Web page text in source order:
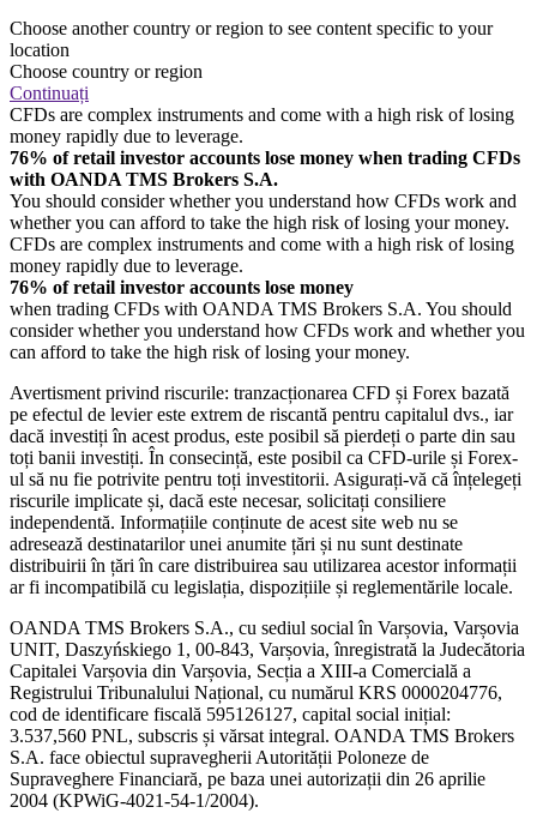
Choose another country or region to see content specific to your
location
Choose country or region
Continuați
CFDs are complex instruments and come with a high risk of losing
money rapidly due to leverage.
76% of retail investor accounts lose money when trading CFDs
with OANDA TMS Brokers S.A.
You should consider whether you understand how CFDs work and
whether you can afford to take the high risk of losing your money.
CFDs are complex instruments and come with a high risk of losing
money rapidly due to leverage.
76% of retail investor accounts lose money
when trading CFDs with OANDA TMS Brokers S.A. You should
consider whether you understand how CFDs work and whether you
can afford to take the high risk of losing your money.
Avertisment privind riscurile: tranzacționarea CFD și Forex bazată
pe efectul de levier este extrem de riscantă pentru capitalul dvs., iar
dacă investiți în acest produs, este posibil să pierdeți o parte din sau
toți banii investiți. În consecință, este posibil ca CFD-urile și Forex-
ul să nu fie potrivite pentru toți investitorii. Asigurați-vă că înțelegeți
riscurile implicate și, dacă este necesar, solicitați consiliere
independentă. Informațiile conținute de acest site web nu se
adresează destinatarilor unei anumite țări și nu sunt destinate
distribuirii în țări în care distribuirea sau utilizarea acestor informații
ar fi incompatibilă cu legislația, dispozițiile și reglementările locale.
OANDA TMS Brokers S.A., cu sediul social în Varșovia, Varșovia
UNIT, Daszyńskiego 1, 00-843, Varșovia, înregistrată la Judecătoria
Capitalei Varșovia din Varșovia, Secția a XIII-a Comercială a
Registrului Tribunalului Național, cu numărul KRS 0000204776,
cod de identificare fiscală 595126127, capital social inițial:
3.537,560 PNL, subscris și vărsat integral. OANDA TMS Brokers
S.A. face obiectul supravegherii Autorității Poloneze de
Supraveghere Financiară, pe baza unei autorizații din 26 aprilie
2004 (KPWiG-4021-54-1/2004).